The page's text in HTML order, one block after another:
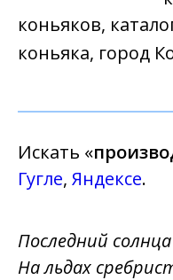
коньяков,
коньяка, город
Искать «
Гугле, Яндексе.
Последний
На льдах